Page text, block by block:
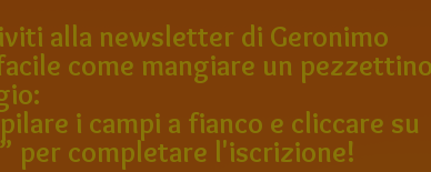
alla newsletter di Geronimo
come mangiare un pezzettino
i campi a fianco e cliccare su
per completare l'iscrizione!